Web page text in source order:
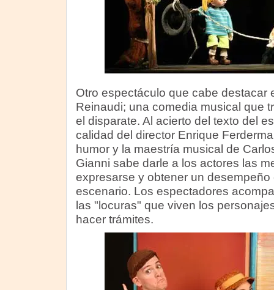
Otro espectáculo que cabe destacar
Reinaudi; una comedia musical que
el disparate. Al acierto del texto del
calidad del director Enrique
humor y la maestría musical de
Gianni sabe darle a los actores las
expresarse y obtener un
escenario. Los espectadores
las "locuras" que viven los
hacer trámites.